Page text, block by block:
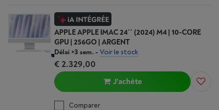
APPLE APPLE IMAC 24´´ (2024) M4 | 10-CORE
GPU | 256GO | ARGENT
Délai >3 sem. - Voir le stock
€ 2.329,00
J'achète
Comparer